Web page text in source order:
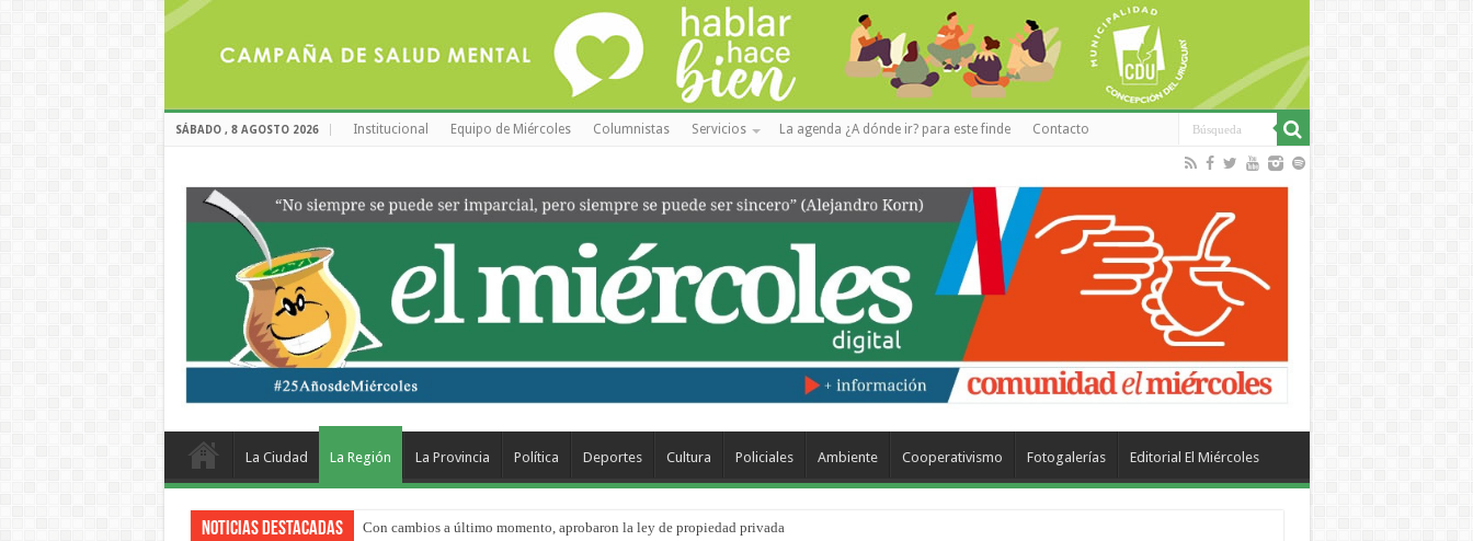
SÁBADO , 8 AGOSTO 2026 Institucional Equipo de Miércoles Columnistas Servicios La agenda ¿A dónde ir? para este finde Contacto
La Ciudad La Región La Provincia Política Deportes Cultura Policiales Ambiente Cooperativismo Fotogalerías Editorial El Miércoles
Noticias Destacadas Con cambios a último momento, aprobaron la ley de propiedad privada